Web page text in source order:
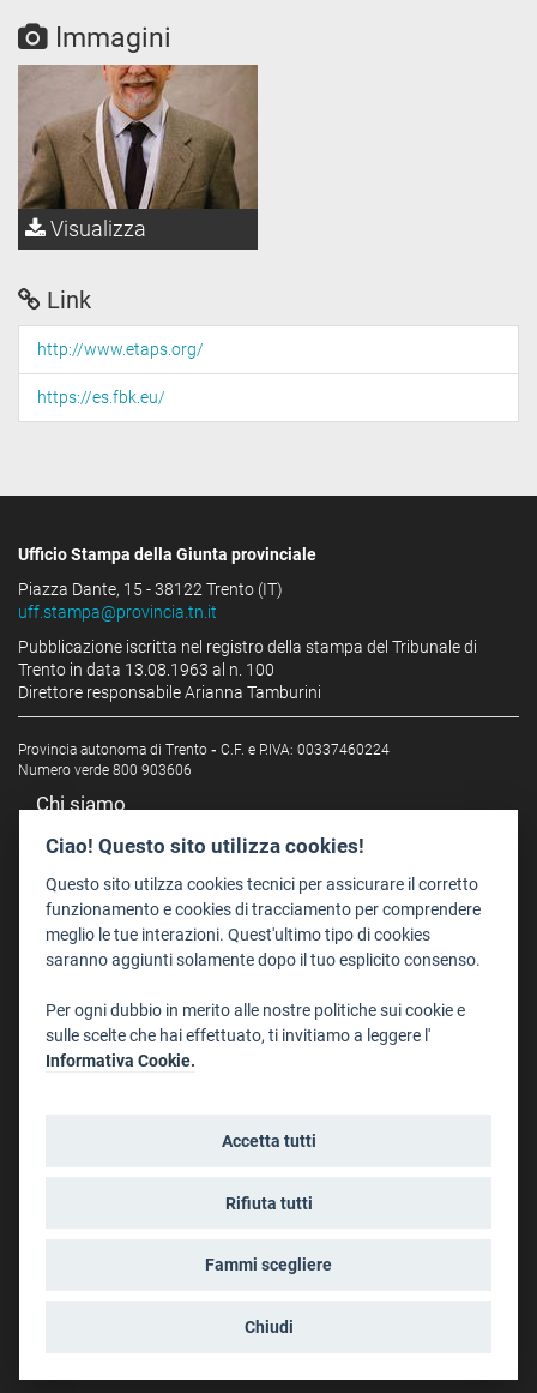
Immagini
Visualizza
Link
http://www.etaps.org/
https://es.fbk.eu/
Ufficio Stampa della Giunta provinciale
Piazza Dante, 15 - 38122 Trento (IT)
uff.stampa@provincia.tn.it
Pubblicazione iscritta nel registro della stampa del Tribunale di
Trento in data 13.08.1963 al n. 100
Direttore responsabile Arianna Tamburini
Provincia autonoma di Trento - C.F. e P.IVA: 00337460224
Numero verde 800 903606
Chi siamo
Redazione
Staff
Format - Centro Audiovisivi
Trentino Film Commission
Dove Siamo
Struttura di riferimento
Dichiarazione di accessibilità
Ciao! Questo sito utilizza cookies!
Questo sito utilzza cookies tecnici per assicurare il corretto
funzionamento e cookies di tracciamento per comprendere
meglio le tue interazioni. Quest'ultimo tipo di cookies
saranno aggiunti solamente dopo il tuo esplicito consenso.
Per ogni dubbio in merito alle nostre politiche sui cookie e
sulle scelte che hai effettuato, ti invitiamo a leggere l'
Informativa Cookie.
Accetta tutti
Rifiuta tutti
Fammi scegliere
Chiudi